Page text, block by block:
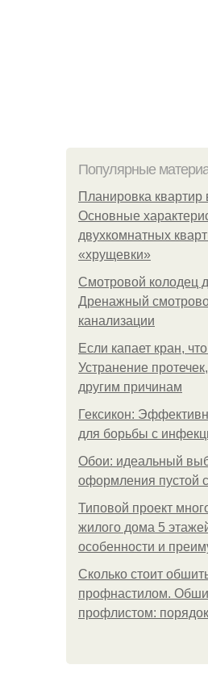
Популярные
Планировка квартир
Основные
двухкомнатных
«хрущевки»
Смотровой колодец
Дренажный
канализации
Если капает кран,
Устранение
другим причинам
Гексикон:
для борьбы с
Обои: идеальный
оформления пустой
Типовой проект
жилого дома 5
особенности и
Сколько стоит
профнастилом.
профлистом: